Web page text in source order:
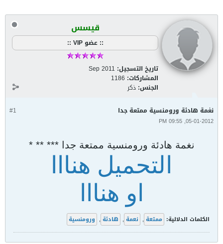
قيسس
:: عضو VIP ::
تاريخ التسجيل: Sep 2011
المشاركات: 1186
الجنس: ذكر
#1 نغمة هادئة ورومنسية ممتعة جدا
05-01-2012, 09:55 PM
نغمة هادئة ورومنسية ممتعة جدا *** ** *
التحميل هنااا
او هنااا
الكلمات الدلالية: ممتعة , نعمة , هادئة , ورومنسية